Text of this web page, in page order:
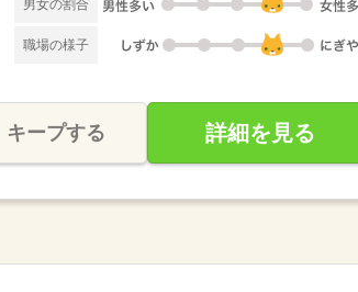
男女の割合
職場の様子
キープする 詳細を見る